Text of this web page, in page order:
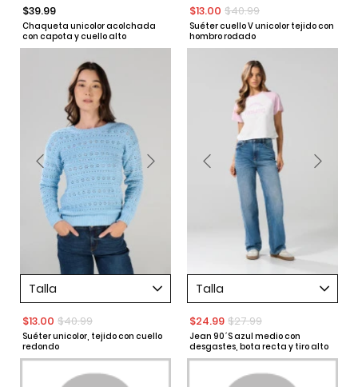
$39.99
Chaqueta unicolor acolchada
con capota y cuello alto
$13.00 $40.99
Suéter cuello V unicolor tejido con
hombro rodado
Talla
$13.00 $40.99
Suéter unicolor, tejido con cuello
redondo
Talla
$24.99 $27.99
Jean 90´S azul medio con
desgastes, bota recta y tiro alto